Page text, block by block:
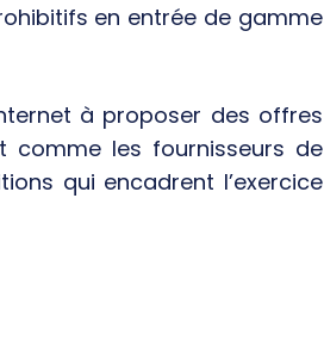
en entrée de gamme
à proposer des offres
comme les fournisseurs de
qui encadrent l’exercice